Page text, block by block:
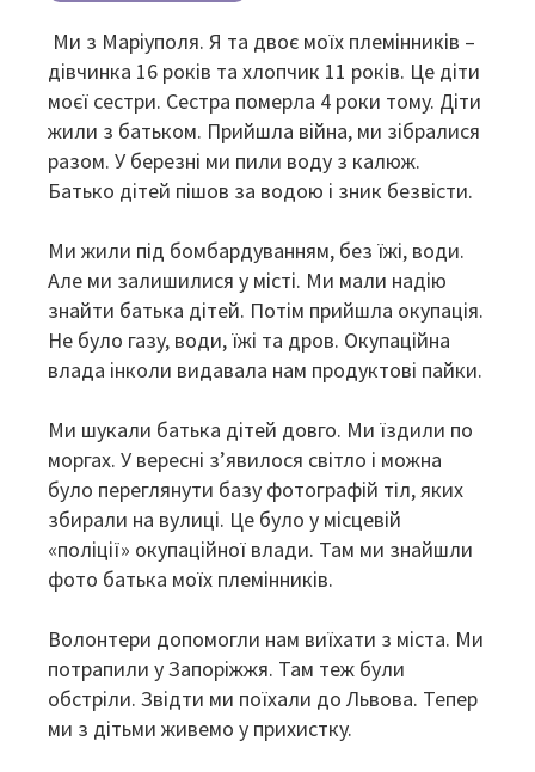
Ми з Маріуполя. Я та двоє моїх племінників –
дівчинка 16 років та хлопчик 11 років. Це діти
моєї сестри. Сестра померла 4 роки тому. Діти
жили з батьком. Прийшла війна, ми зібралися
разом. У березні ми пили воду з калюж.
Батько дітей пішов за водою і зник безвісти.
Ми жили під бомбардуванням, без їжі, води.
Але ми залишилися у місті. Ми мали надію
знайти батька дітей. Потім прийшла окупація.
Не було газу, води, їжі та дров. Окупаційна
влада інколи видавала нам продуктові пайки.
Ми шукали батька дітей довго. Ми їздили по
моргах. У вересні з’явилося світло і можна
було переглянути базу фотографій тіл, яких
збирали на вулиці. Це було у місцевій
«поліції» окупаційної влади. Там ми знайшли
фото батька моїх племінників.
Волонтери допомогли нам виїхати з міста. Ми
потрапили у Запоріжжя. Там теж були
обстріли. Звідти ми поїхали до Львова. Тепер
ми з дітьми живемо у прихистку.